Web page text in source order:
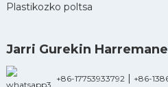
Plastikozko poltsa
Jarri Gurekin
+86-17753933792| +86-